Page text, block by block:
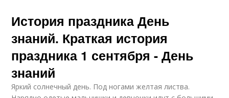
История праздника День
знаний. Краткая история
праздника 1 сентября - День
знаний
Яркий солнечный день. Под ногами желтая листва.